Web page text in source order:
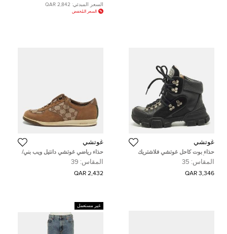
السعر المبدئي: 2,842 QAR
السعر المُخفض
غوتشي
حذاء بوت كاحل غوتشي فلاشتريك
جلد أسود مقاس 35
المقاس: 35
3,346 QAR
غوتشي
حذاء رياضي غوتشي دانتيل ويب بني/
بيج جي جي كانفاس وجلد مقلوب
مقاس 39
المقاس: 39
2,432 QAR
غير مستعمل